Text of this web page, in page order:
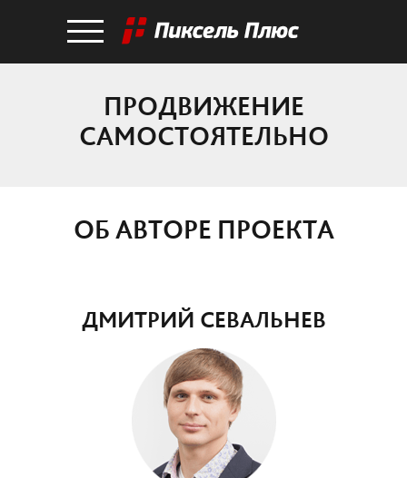
ПРОДВИЖЕНИЕ
САМОСТОЯТЕЛЬНО
ОБ АВТОРЕ ПРОЕКТА
ДМИТРИЙ СЕВАЛЬНЕВ